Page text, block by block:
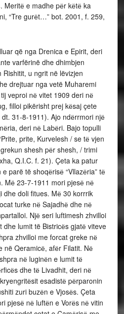
Meritё e madhe pёr kёtё ka
“Tre gurёt…” bot. 2001, f. 259,
që nga Drenica e Epirit, deri
varfërinë dhe dhimbjen
u ngrit në lëvizjen
drejtuar nga vetë Muharemi
veproi nё vitet 1909 deri nё
filloi pikërisht prej kёsaj çete
dt. 31-8-1911). Ajo ndёrrmori njё
deri nё Labёri. Bajo topulli
prite, Kurvelesh / se tё vjen
shesh pёr shesh, / trimi
Q.I.C. f. 21). Çeta ka patur
parë të shoqёrisё “Vllazёria” tё
Mё 23-7-1911 mori pjesё nё
dhe doli fitues. Mё 30 korrrik
turke nё Sajadhё dhe nё
Njё seri luftimesh zhvilloi
dhe lumit të Bistricёs gjatё viteve
zhvilloi me forcat greke nё
në Qeramicё, afёr Filatit. Nё
nё luginёn e lumit tё
dhe tё Livadhit, deri nё
esadistё pёrparonin
zuri buzёn e Vjosёs. Çeta
pjesё nё luftёn e Vorёs nё vitin